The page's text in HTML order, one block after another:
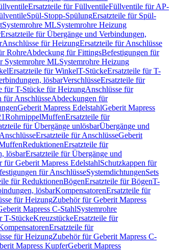
Ersatzteile für FüllventileFüllventile für AP-
Spül-Stopp-SpülungErsatzteile für Spül-
Systemrohre MLSystemrohre Heizung
Ersatzteile für Übergänge und Verbindungen,
Anschlüsse für HeizungErsatzteile für Anschlüsse
RohreAbdeckung für FittingsBefestigungen für
Systemrohre MLSystemrohre Heizung
Ersatzteile für WinkelT-StückeErsatzteile für T-
lösbarVerschlüsseErsatzteile für
für T-Stücke für HeizungAnschlüsse für
für AnschlüsseAbdeckungen für
Geberit Mapress EdelstahlGeberit Mapress
RohrnippelMuffenErsatzteile für
für Übergänge unlösbarÜbergänge und
AnschlüsseErsatzteile für AnschlüsseGeberit
ReduktionenErsatzteile für
lösbarErsatzteile für Übergänge und
für Geberit Mapress EdelstahlSchutzkappen für
für AnschlüsseSystemdichtungenSets
für ReduktionenBögenErsatzteile für BögenT-
lösbarKompensatorenErsatzteile für
für HeizungZubehör für Geberit Mapress
Mapress C-StahlSystemrohre
T-StückeKreuzstückeErsatzteile für
Ersatzteile für
für HeizungZubehör für Geberit Mapress C-
Mapress KupferGeberit Mapress